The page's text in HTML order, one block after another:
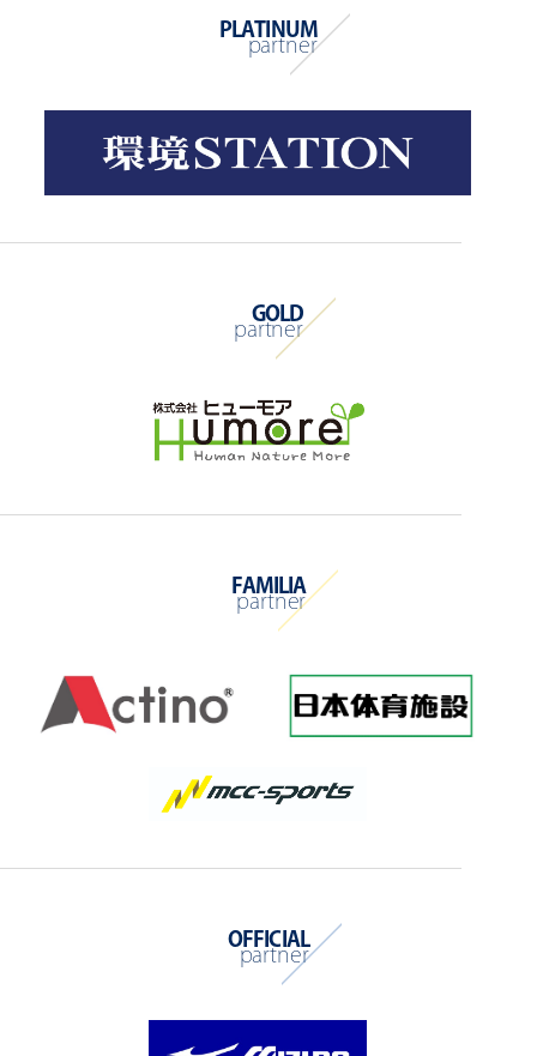
PLATINUM
partner
GOLD
partner
FAMILIA
partner
OFFICIAL
partner